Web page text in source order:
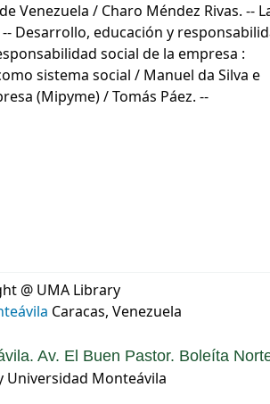
Venezuela / Charo Méndez Rivas. --
Desarrollo, educación y
social de la empresa :
sistema social / Manuel da Silva e
(Mipyme) / Tomás Páez. --
@ UMA Library
Caracas, Venezuela
Av. El Buen Pastor. Boleíta
Universidad Monteávila